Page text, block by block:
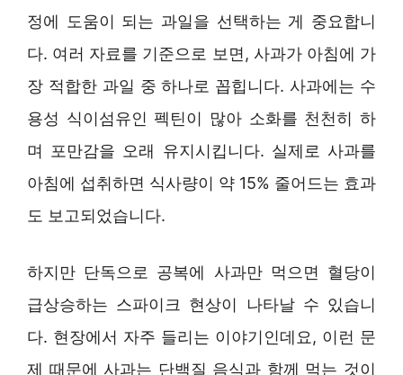
정에 도움이 되는 과일을 선택하는 게 중요합니
다. 여러 자료를 기준으로 보면, 사과가 아침에 가
장 적합한 과일 중 하나로 꼽힙니다. 사과에는 수
용성 식이섬유인 펙틴이 많아 소화를 천천히 하
며 포만감을 오래 유지시킵니다. 실제로 사과를
아침에 섭취하면 식사량이 약 15% 줄어드는 효과
도 보고되었습니다.
하지만 단독으로 공복에 사과만 먹으면 혈당이
급상승하는 스파이크 현상이 나타날 수 있습니
다. 현장에서 자주 들리는 이야기인데요, 이런 문
제 때문에 사과는 단백질 음식과 함께 먹는 것이